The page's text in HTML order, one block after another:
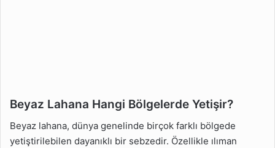
Beyaz Lahana Hangi Bölgelerde Yetişir?
Beyaz lahana, dünya genelinde birçok farklı bölgede
yetiştirilebilen dayanıklı bir sebzedir. Özellikle ılıman